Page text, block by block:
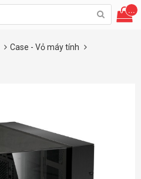
...
Case - Vỏ máy tính